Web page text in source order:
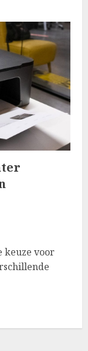
keuze voor